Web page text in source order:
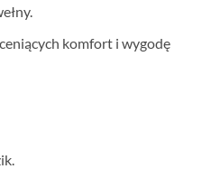
komfort i wygodę